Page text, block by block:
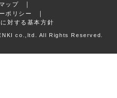
ップ
ポリシー
対する基本方針
co.,ltd. All Rights Reserved.